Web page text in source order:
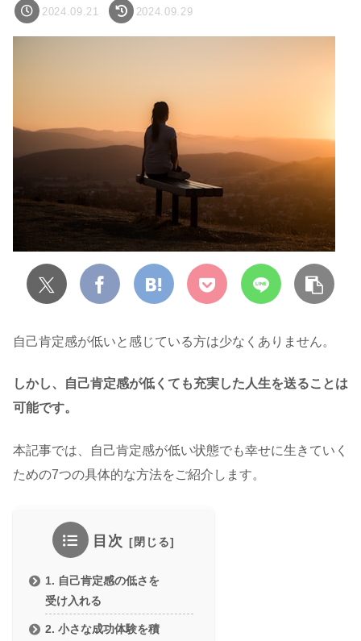
2024.09.21 2024.09.29
自己肯定感が低いと感じている方は少なくありません。
しかし、自己肯定感が低くても充実した人生を送ることは
可能です。
本記事では、自己肯定感が低い状態でも幸せに生きていく
ための7つの具体的な方法をご紹介します。
目次
1. 自己肯定感の低さを
受け入れる
2. 小さな成功体験を積